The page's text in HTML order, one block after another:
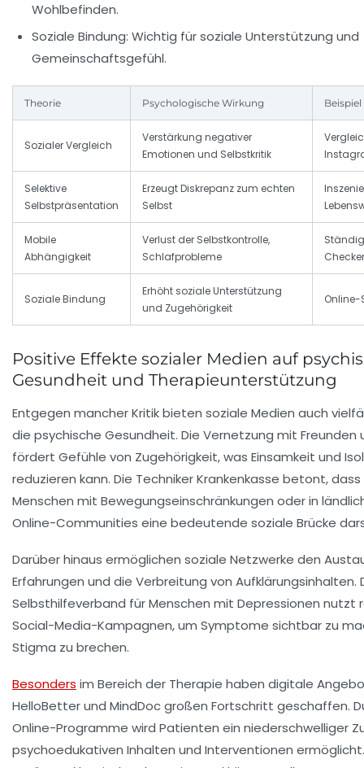
Wohlbefinden.
Soziale Bindung: Wichtig für soziale Unterstützung und
Gemeinschaftsgefühl.
Theorie Psychologische Wirkung Beispiel
Sozialer Vergleich
Verstärkung negativer
Emotionen und Selbstkritik
Selektive
Selbstpräsentation
Erzeugt Diskrepanz zum echten
Selbst
Mobile
Abhängigkeit
Verlust der Selbstkontrolle,
Schlafprobleme
Soziale Bindung
Erhöht soziale Unterstützung
und Zugehörigkeit
Online-
Positive Effekte sozialer Medien auf
Gesundheit und Therapieunterstützung
Entgegen mancher Kritik bieten soziale Medien auch
die psychische Gesundheit. Die Vernetzung mit Freunden
fördert Gefühle von Zugehörigkeit, was Einsamkeit und
reduzieren kann. Die Techniker Krankenkasse betont,
Menschen mit Bewegungseinschränkungen oder in
Online-Communities eine bedeutende soziale Brücke
Darüber hinaus ermöglichen soziale Netzwerke den
Erfahrungen und die Verbreitung von Aufklärungsinhalten.
Selbsthilfeverband für Menschen mit Depressionen nutzt
Social-Media-Kampagnen, um Symptome sichtbar zu
Stigma zu brechen.
Besonders im Bereich der Therapie haben digitale
HelloBetter und MindDoc großen Fortschritt geschaffen.
Online-Programme wird Patienten ein niederschwelliger
psychoedukativen Inhalten und Interventionen